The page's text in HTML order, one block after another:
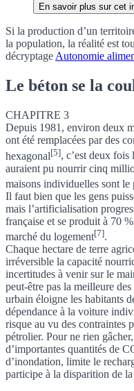
En savoir plus sur cet
Si la production d’un
la population, la réalité est
décryptageAutonomie
Le béton se la
CHAPITRE 3
Depuis 1981, environ deux
ont été remplacées par des
hexagonal[5], c’est deux
auraient pu nourrir cinq
maisons individuelles sont
Il faut bien que les gens
mais l’artificialisation
française et se produit à 70
marché du logement[7].
Chaque hectare de terre
irréversible la capacité
incertitudes à venir sur le
peut-être pas la meilleure
urbain éloigne les habitants
dépendance à la voiture
risque au vu des contraintes
pétrolier. Pour ne rien
d’importantes quantités de
d’inondation, limite le
participe à la disparition de